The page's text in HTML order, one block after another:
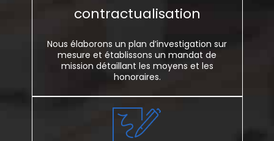
contractualisation
Nous élaborons un plan d’investigation sur
mesure et établissons un mandat de
mission détaillant les moyens et les
honoraires.